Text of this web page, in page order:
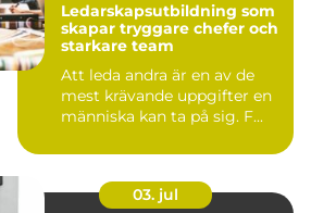
Ledarskapsutbildning som
skapar tryggare chefer och
starkare team
Att leda andra är en av de
mest krävande uppgifter en
människa kan ta på sig. F...
03. jul